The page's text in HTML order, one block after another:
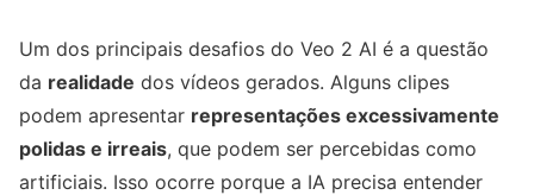
Um dos principais desafios do Veo 2 AI é a questão
da realidade dos vídeos gerados. Alguns clipes
podem apresentar representações excessivamente
polidas e irreais, que podem ser percebidas como
artificiais. Isso ocorre porque a IA precisa entender